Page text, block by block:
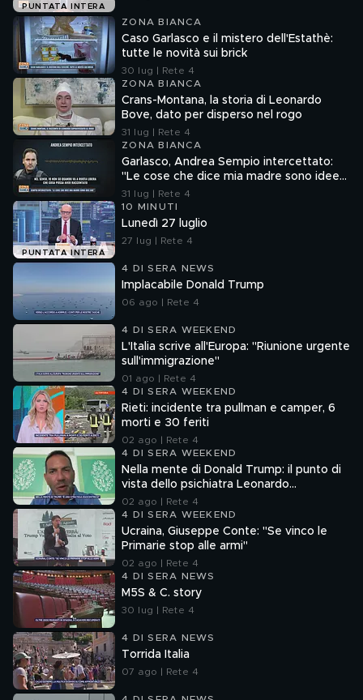
PUNTATA INTERA
ZONA BIANCA
Caso Garlasco e il mistero dell'Estathè:
tutte le novità sui brick
30 lug | Rete 4
ZONA BIANCA
Crans-Montana, la storia di Leonardo
Bove, dato per disperso nel rogo
31 lug | Rete 4
ZONA BIANCA
Garlasco, Andrea Sempio intercettato:
"Le cose che dice mia madre sono idee
sue"
31 lug | Rete 4
PUNTATA INTERA
10 MINUTI
Lunedì 27 luglio
27 lug | Rete 4
4 DI SERA NEWS
Implacabile Donald Trump
06 ago | Rete 4
4 DI SERA WEEKEND
L'Italia scrive all'Europa: "Riunione urgente
sull'immigrazione"
01 ago | Rete 4
4 DI SERA WEEKEND
Rieti: incidente tra pullman e camper, 6
morti e 30 feriti
02 ago | Rete 4
4 DI SERA WEEKEND
Nella mente di Donald Trump: il punto di
vista dello psichiatra Leonardo
Mendolicchio
02 ago | Rete 4
4 DI SERA WEEKEND
Ucraina, Giuseppe Conte: "Se vinco le
Primarie stop alle armi"
02 ago | Rete 4
4 DI SERA NEWS
M5S & C. story
30 lug | Rete 4
4 DI SERA NEWS
Torrida Italia
07 ago | Rete 4